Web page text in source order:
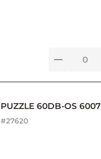
PUZZLE 60DB-OS 6007
#27620